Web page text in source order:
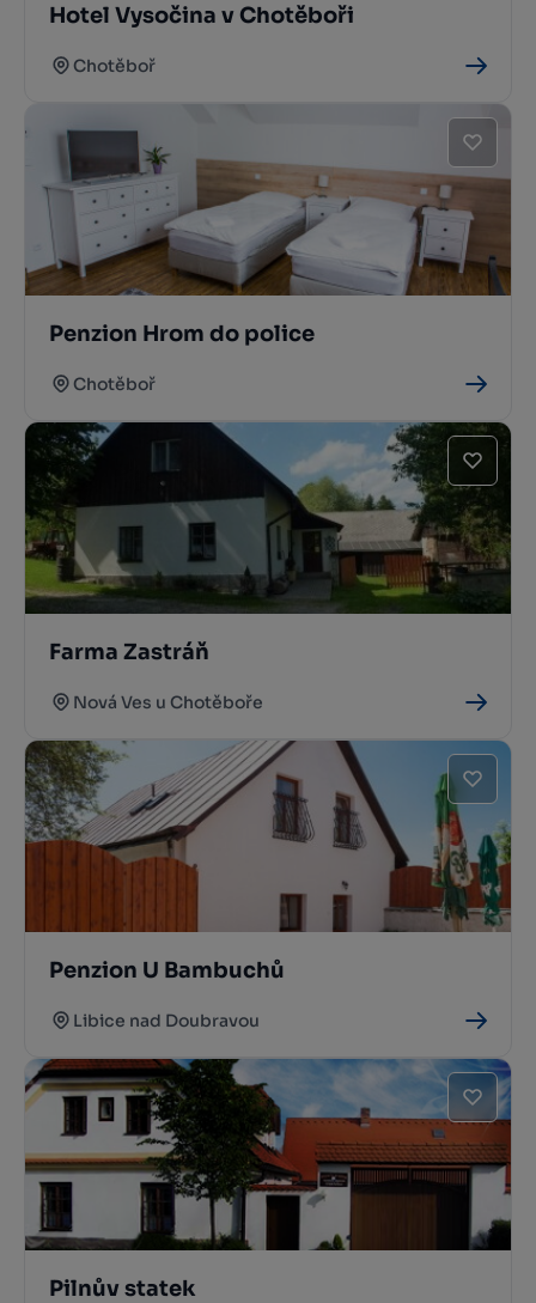
Hotel Vysočina v Chotěboři
Chotěboř
Penzion Hrom do police
Chotěboř
Farma Zastráň
Nová Ves u Chotěboře
Penzion U Bambuchů
Libice nad Doubravou
Pilnův statek